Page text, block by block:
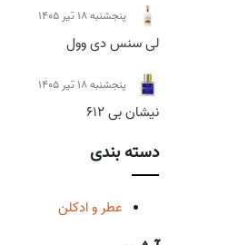
پنجشنبه 18 تیر 1405
لی سنس دی وول
پنجشنبه 18 تیر 1405
نیشان بی 612
دسته بندی
عطر و ادکلن